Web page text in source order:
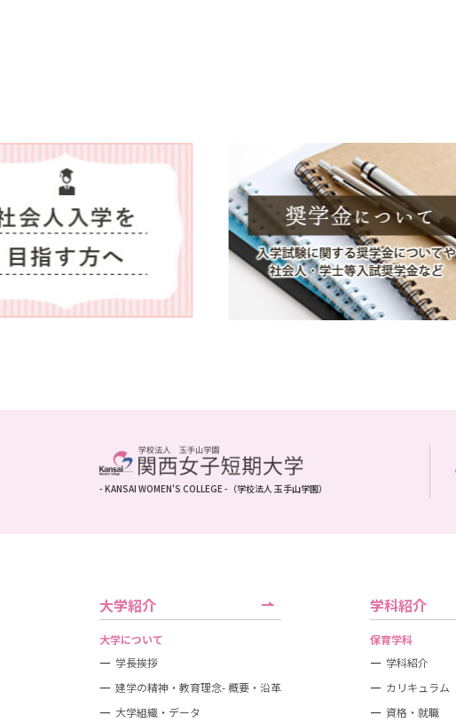
- KANSAI WOMEN'S COLLEGE - （学校法人 玉手山学園）
大学紹介
大学について
学長挨拶
建学の精神・教育理念- 概要・沿革
大学組織・データ
学科紹介
保育学科
学科紹介
カリキュラム
資格・就職